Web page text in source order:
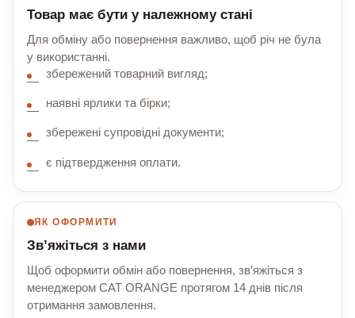
Товар має бути у належному стані
Для обміну або повернення важливо, щоб річ не була
у використанні.
збережений товарний вигляд;
наявні ярлики та бірки;
збережені супровідні документи;
є підтвердження оплати.
ЯК ОФОРМИТИ
Зв’яжіться з нами
Щоб оформити обмін або повернення, зв’яжіться з
менеджером CAT ORANGE протягом 14 днів після
отримання замовлення.